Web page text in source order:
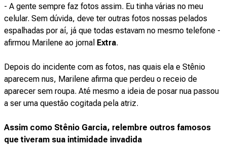
- A gente sempre faz fotos assim. Eu tinha várias no meu
celular. Sem dúvida, deve ter outras fotos nossas pelados
espalhadas por aí, já que todas estavam no mesmo telefone -
afirmou Marilene ao jornal Extra.
Depois do incidente com as fotos, nas quais ela e Stênio
aparecem nus, Marilene afirma que perdeu o receio de
aparecer sem roupa. Até mesmo a ideia de posar nua passou
a ser uma questão cogitada pela atriz.
Assim como Stênio Garcia, relembre outros famosos
que tiveram sua intimidade invadida